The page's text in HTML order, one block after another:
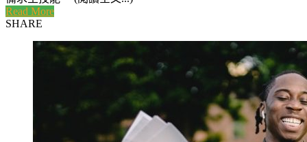
Read More
SHARE